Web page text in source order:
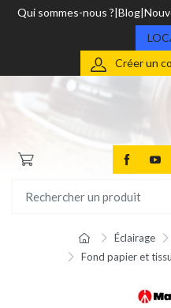
Qui sommes-nous ? Blog
Créer un
Éclairage
Fond papier et tissu